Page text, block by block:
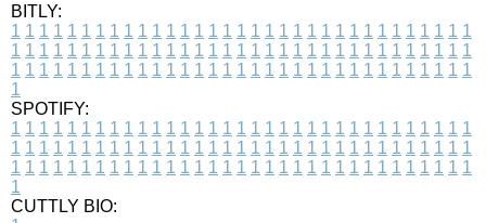
BITLY:
1 1 1 1 1 1 1 1 1 1 1 1 1 1 1 1 1 1 1 1 1 1 1 1 1 1 1 1 1 1 1 1 1
1 1 1 1 1 1 1 1 1 1 1 1 1 1 1 1 1 1 1 1 1 1 1 1 1 1 1 1 1 1 1 1 1
1 1 1 1 1 1 1 1 1 1 1 1 1 1 1 1 1 1 1 1 1 1 1 1 1 1 1 1 1 1 1 1 1
1
SPOTIFY:
1 1 1 1 1 1 1 1 1 1 1 1 1 1 1 1 1 1 1 1 1 1 1 1 1 1 1 1 1 1 1 1 1
1 1 1 1 1 1 1 1 1 1 1 1 1 1 1 1 1 1 1 1 1 1 1 1 1 1 1 1 1 1 1 1 1
1 1 1 1 1 1 1 1 1 1 1 1 1 1 1 1 1 1 1 1 1 1 1 1 1 1 1 1 1 1 1 1 1
1
CUTTLY BIO: